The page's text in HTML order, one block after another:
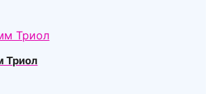
Триол